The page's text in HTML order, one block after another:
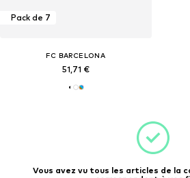
Pack de 7
FC BARCELONA
51,71 €
Vous avez vu tous les articles de la